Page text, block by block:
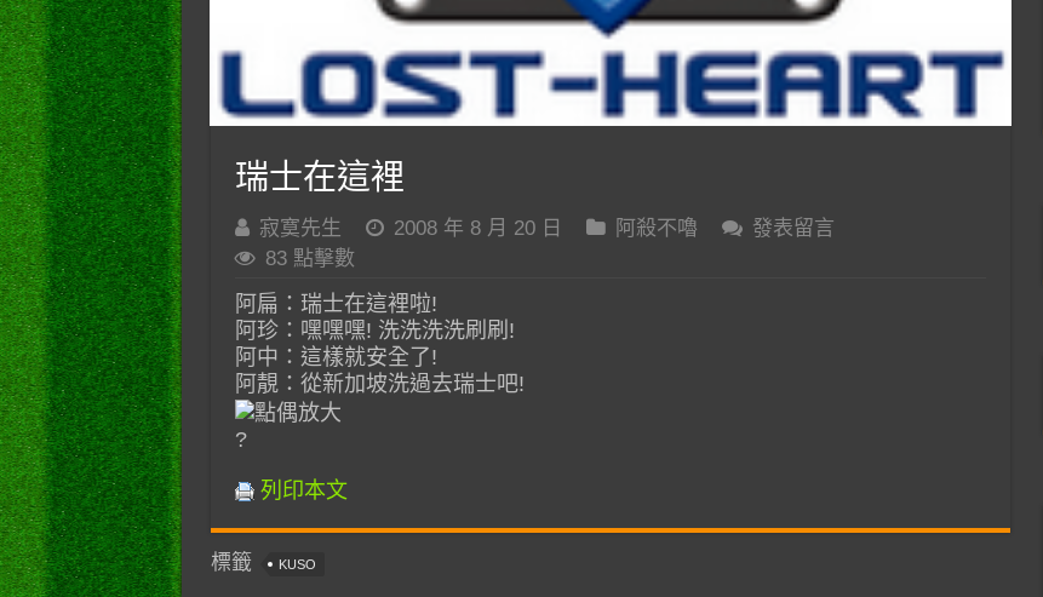
瑞士在這裡
寂寞先生 2008 年 8 月 20 日 阿殺不嚕
發表留言
83 點擊數
阿扁：瑞士在這裡啦!
阿珍：嘿嘿嘿! 洗洗洗洗刷刷!
阿中：這樣就安全了!
阿靚：從新加坡洗過去瑞士吧!
?
列印本文
標籤 KUSO